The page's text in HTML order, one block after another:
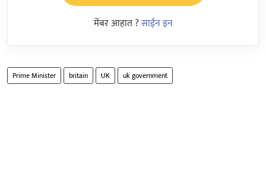
मेंबर आहात ?साईन इन
Prime Minister britain UK uk government